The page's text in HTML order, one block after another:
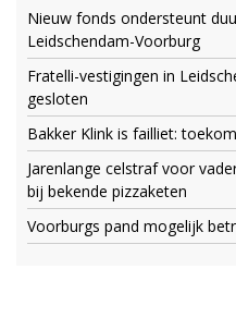
Nieuw fonds ondersteunt
Leidschendam-Voorburg
Fratelli-vestigingen in
gesloten
Bakker Klink is failliet:
Jarenlange celstraf voor
bij bekende pizzaketen
Voorburgs pand mogelijk